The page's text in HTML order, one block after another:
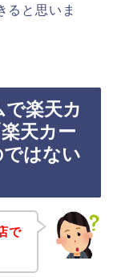
ると思いま
楽天カ
天カー
ではない
で